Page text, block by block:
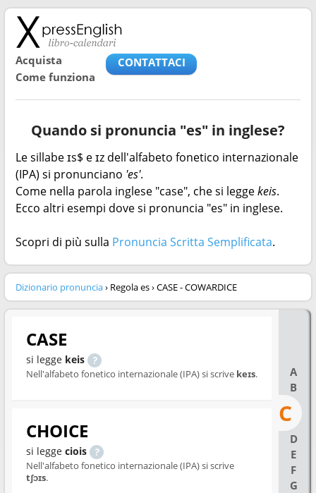
Acquista
Come funziona
CONTATTACI
Quando si pronuncia "es" in inglese?
Le sillabe ɪs$ e ɪz dell'alfabeto fonetico internazionale
(IPA) si pronunciano 'es'.
Come nella parola inglese "case", che si leggekeis.
Ecco altri esempi dove si pronuncia "es" in inglese.
Scopri di più sulla Pronuncia Scritta Semplificata.
Dizionario pronuncia› Regola es › CASE - COWARDICE
A
B
C
D
E
F
G
CASE
si legge keis
Nell'alfabeto fonetico internazionale (IPA) si scrive keɪs.
CHOICE
si legge ciois
Nell'alfabeto fonetico internazionale (IPA) si scrive
tʃɔɪs.